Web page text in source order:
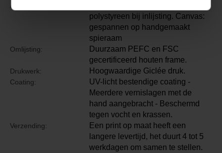
Afwerking:
polystyreen bij inlijsting. Canvas:
gespannen op handgemaakt
spieraam
Omlijsting:
Duurzaam PEFC en FSC
gecertificeerd houten frame.
Drukwerk: Hoogwaardige Giclée druk.
Coating:
UV-licht bestendige coating -
Meerdere vernislagen met de
hand aangebracht - Beschermd
tegen vocht en krassen.
Verzending:
Een print op maat heeft een
langere levertijd, het duurt 4 tot 5
werkdagen om samen te stellen.